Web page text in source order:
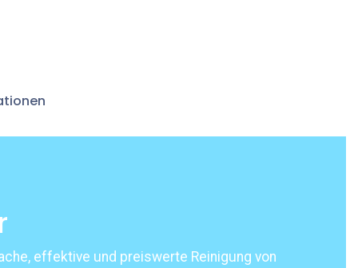
effektive und preiswerte Reinigung von